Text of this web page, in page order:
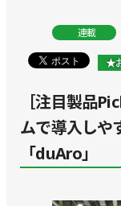
連載
★
［注目製品
ムで導入しや
「duAro」